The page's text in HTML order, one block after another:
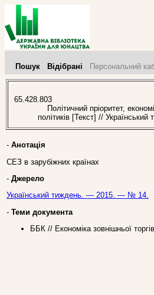
Пошук Відібрані Персональний
65.428.803
Політичний пріоритет,
політиків [Текст] //
- Анотація
СЕЗ в зарубіжних країнах
- Джерело
Український тиждень. — 2015. — № 14.
- Теми документа
ББК // Економіка зовнішньої